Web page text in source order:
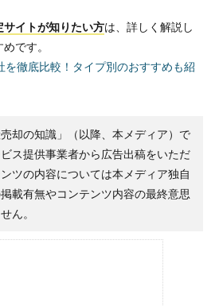
イトが知りたい方は、詳しく解説し
です。
徹底比較！タイプ別のおすすめも紹
却の知識」（以降、本メディア）で
ス提供事業者から広告出稿をいただ
ツの内容については本メディア独自
載有無やコンテンツ内容の最終意思
ん。